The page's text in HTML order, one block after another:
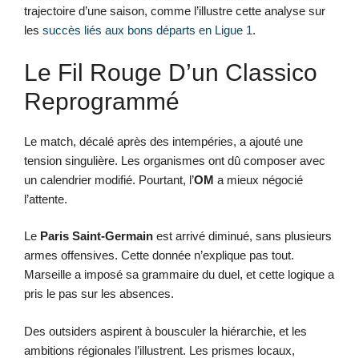
trajectoire d’une saison, comme l’illustre cette analyse sur
les succès liés aux bons départs en Ligue 1.
Le Fil Rouge D’un Classico
Reprogrammé
Le match, décalé après des intempéries, a ajouté une
tension singulière. Les organismes ont dû composer avec
un calendrier modifié. Pourtant, l’OM a mieux négocié
l’attente.
Le Paris Saint-Germain est arrivé diminué, sans plusieurs
armes offensives. Cette donnée n’explique pas tout.
Marseille a imposé sa grammaire du duel, et cette logique a
pris le pas sur les absences.
Des outsiders aspirent à bousculer la hiérarchie, et les
ambitions régionales l’illustrent. Les prismes locaux,